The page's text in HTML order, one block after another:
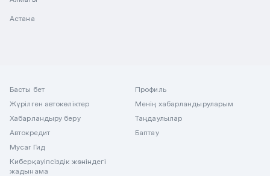
Астана
Басты бет
Жүрілген автокөліктер
Хабарландыру беру
Автокредит
Mycar Гид
Киберқауіпсіздік жөніндегі
жадынама
Профиль
Менің хабарландыруларым
Таңдаулылар
Баптау